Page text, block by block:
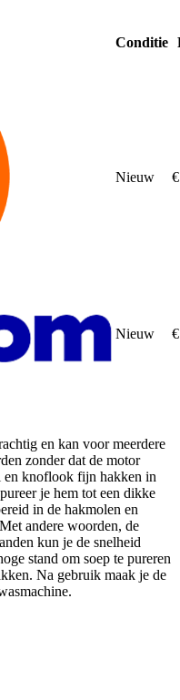
Conditie
Nieuw
Nieuw
en kan voor meerdere
zonder dat de motor
en knoflook fijn hakken in
je hem tot een dikke
in de hakmolen en
andere woorden, de
kun je de snelheid
stand om soep te pureren
Na gebruik maak je de